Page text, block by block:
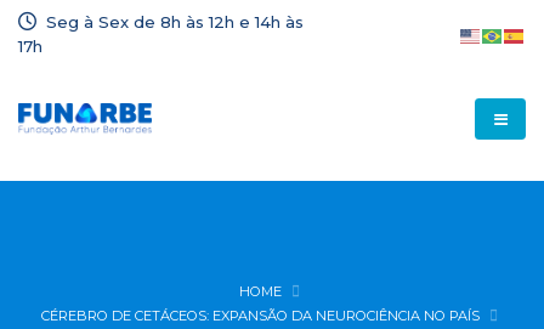
Seg à Sex de 8h às 12h e 14h às
17h
HOME
CÉREBRO DE CETÁCEOS: EXPANSÃO DA NEUROCIÊNCIA NO PAÍS